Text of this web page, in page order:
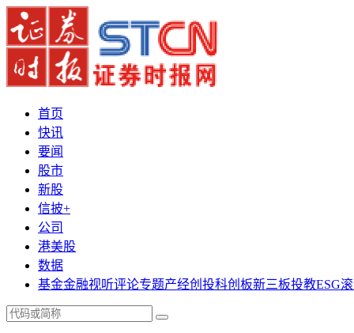
首页
快讯
要闻
股市
新股
信披+
公司
港美股
数据
基金金融视听评论专题产经创投科创板新三板投教ESG